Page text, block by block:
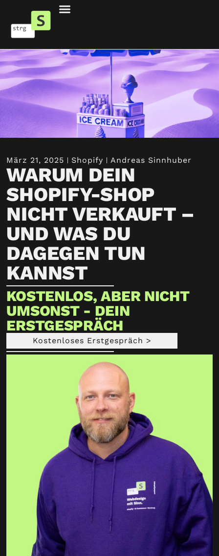
März 21, 2025 Shopify Andreas Sinnhuber
WARUM DEIN
SHOPIFY-SHOP
NICHT VERKAUFT –
UND WAS DU
DAGEGEN TUN
KANNST
KOSTENLOS, ABER NICHT
UMSONST - DEIN
ERSTGESPRÄCH
Kostenloses Erstgespräch >